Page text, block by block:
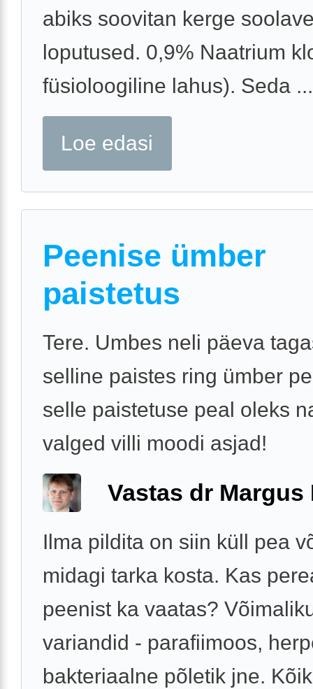
abiks soovitan kerge
loputused. 0,9% Naatrium
füsioloogiline lahus). Seda ...
Loe edasi
Peenise ümber
paistetus
Tere. Umbes neli päeva
selline paistes ring ümber
selle paistetuse peal oleks
valged villi moodi asjad!
Vastas dr Margus
Ilma pildita on siin küll pea
midagi tarka kosta. Kas
peenist ka vaatas?
variandid - parafiimoos,
bakteriaalne põletik jne.